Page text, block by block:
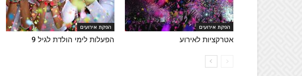
הפקת אירועים
אטרקציות לאירוע
הפקת אירועים
הפעלות לימי הולדת לגיל 9